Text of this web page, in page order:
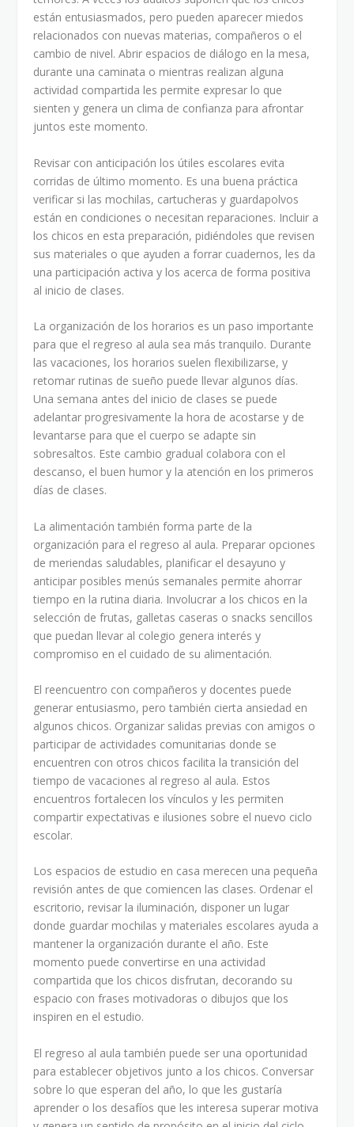
están entusiasmados, pero pueden aparecer miedos
relacionados con nuevas materias, compañeros o el
cambio de nivel. Abrir espacios de diálogo en la mesa,
durante una caminata o mientras realizan alguna
actividad compartida les permite expresar lo que
sienten y genera un clima de confianza para afrontar
juntos este momento.
Revisar con anticipación los útiles escolares evita
corridas de último momento. Es una buena práctica
verificar si las mochilas, cartucheras y guardapolvos
están en condiciones o necesitan reparaciones. Incluir a
los chicos en esta preparación, pidiéndoles que revisen
sus materiales o que ayuden a forrar cuadernos, les da
una participación activa y los acerca de forma positiva
al inicio de clases.
La organización de los horarios es un paso importante
para que el regreso al aula sea más tranquilo. Durante
las vacaciones, los horarios suelen flexibilizarse, y
retomar rutinas de sueño puede llevar algunos días.
Una semana antes del inicio de clases se puede
adelantar progresivamente la hora de acostarse y de
levantarse para que el cuerpo se adapte sin
sobresaltos. Este cambio gradual colabora con el
descanso, el buen humor y la atención en los primeros
días de clases.
La alimentación también forma parte de la
organización para el regreso al aula. Preparar opciones
de meriendas saludables, planificar el desayuno y
anticipar posibles menús semanales permite ahorrar
tiempo en la rutina diaria. Involucrar a los chicos en la
selección de frutas, galletas caseras o snacks sencillos
que puedan llevar al colegio genera interés y
compromiso en el cuidado de su alimentación.
El reencuentro con compañeros y docentes puede
generar entusiasmo, pero también cierta ansiedad en
algunos chicos. Organizar salidas previas con amigos o
participar de actividades comunitarias donde se
encuentren con otros chicos facilita la transición del
tiempo de vacaciones al regreso al aula. Estos
encuentros fortalecen los vínculos y les permiten
compartir expectativas e ilusiones sobre el nuevo ciclo
escolar.
Los espacios de estudio en casa merecen una pequeña
revisión antes de que comiencen las clases. Ordenar el
escritorio, revisar la iluminación, disponer un lugar
donde guardar mochilas y materiales escolares ayuda a
mantener la organización durante el año. Este
momento puede convertirse en una actividad
compartida que los chicos disfrutan, decorando su
espacio con frases motivadoras o dibujos que los
inspiren en el estudio.
El regreso al aula también puede ser una oportunidad
para establecer objetivos junto a los chicos. Conversar
sobre lo que esperan del año, lo que les gustaría
aprender o los desafíos que les interesa superar motiva